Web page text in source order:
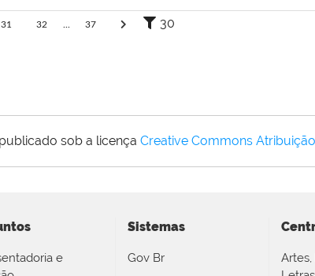
31 32 37 30
sob a licença Creative Commons
e
Sistemas
Gov Br